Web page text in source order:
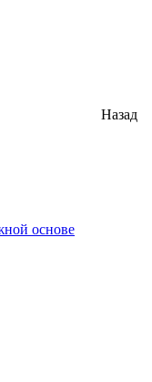
Назад
основе